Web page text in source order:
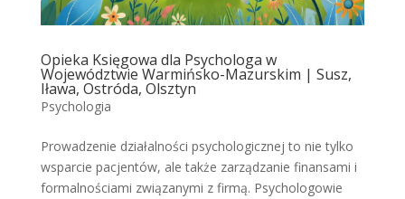
Opieka Księgowa dla Psychologa w
Województwie Warmińsko-Mazurskim | Susz,
Iława, Ostróda, Olsztyn
Psychologia
Prowadzenie działalności psychologicznej to nie tylko
wsparcie pacjentów, ale także zarządzanie finansami i
formalnościami związanymi z firmą. Psychologowie